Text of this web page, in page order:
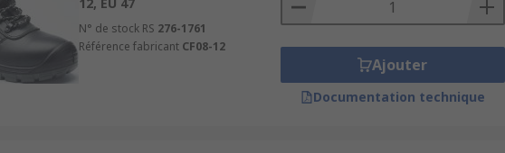
N° de stock RS 276-1761
Référence fabricant CF08-12
Ajouter
Documentation technique